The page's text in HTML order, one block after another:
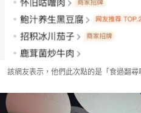
該網友表示，他們此次點的是「食過翻尋